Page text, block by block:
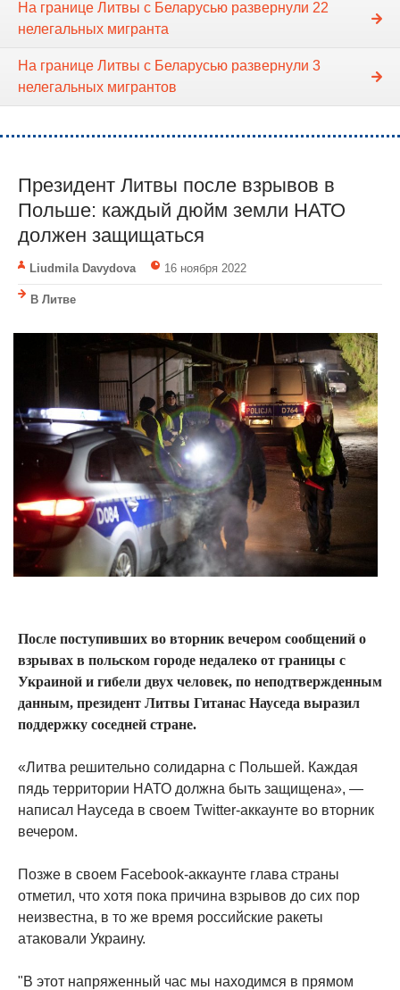
На границе Литвы с Беларусью развернули 22
нелегальных мигранта
На границе Литвы с Беларусью развернули 3
нелегальных мигрантов
Президент Литвы после взрывов в
Польше: каждый дюйм земли НАТО
должен защищаться
Liudmila Davydova 16 ноября 2022
В Литве
После поступивших во вторник вечером сообщений о
взрывах в польском городе недалеко от границы с
Украиной и гибели двух человек, по неподтвержденным
данным, президент Литвы Гитанас Науседа выразил
поддержку соседней стране.
«Литва решительно солидарна с Польшей. Каждая
пядь территории НАТО должна быть защищена», —
написал Науседа в своем Twitter-аккаунте во вторник
вечером.
Позже в своем Facebook-аккаунте глава страны
отметил, что хотя пока причина взрывов до сих пор
неизвестна, в то же время российские ракеты
атаковали Украину.
"В этот напряженный час мы находимся в прямом